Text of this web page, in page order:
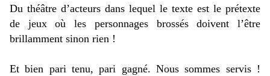
Du théâtre d’acteurs dans lequel le texte est le prétexte
de jeux où les personnages brossés doivent l’être
brillamment sinon rien !
Et bien pari tenu, pari gagné. Nous sommes servis !